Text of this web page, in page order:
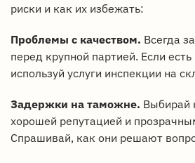
риски и как их избежать:
Проблемы с качеством. Всегда
перед крупной партией. Если
используй услуги инспекции на
Задержки на таможне. Выбирай
хорошей репутацией и
Спрашивай, как они решают